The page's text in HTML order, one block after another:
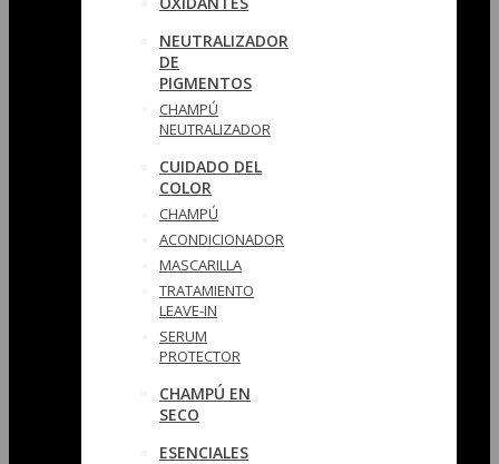
NEUTRALIZADOR
DE
PIGMENTOS
CHAMPÚ
NEUTRALIZADOR
CUIDADO DEL
COLOR
CHAMPÚ
ACONDICIONADOR
MASCARILLA
TRATAMIENTO
LEAVE-IN
SERUM
PROTECTOR
CHAMPÚ EN
SECO
ESENCIALES